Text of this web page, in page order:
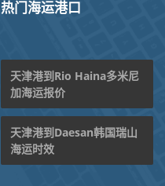
热门海运港口
天津港到Rio Haina多米尼
加海运报价
天津港到Daesan韩国瑞山
海运时效